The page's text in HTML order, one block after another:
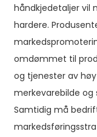
håndkjedetaljer vil
hardere.
omdømmet til
og tjenester av
merkevarebilde og
Samtidig må